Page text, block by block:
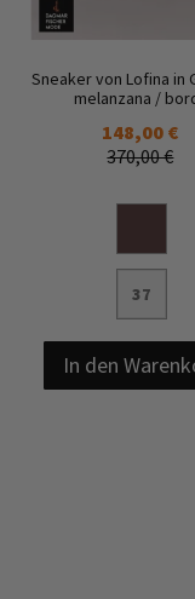
Sneaker von Lofina in
melanzana /
148,00 €
370,00 €
37
In den